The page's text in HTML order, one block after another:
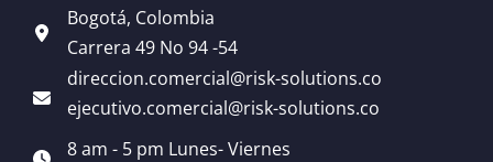
Bogotá, Colombia
Carrera 49 No 94 -54
direccion.comercial@risk-solutions.co
ejecutivo.comercial@risk-solutions.co
8 am - 5 pm Lunes- Viernes